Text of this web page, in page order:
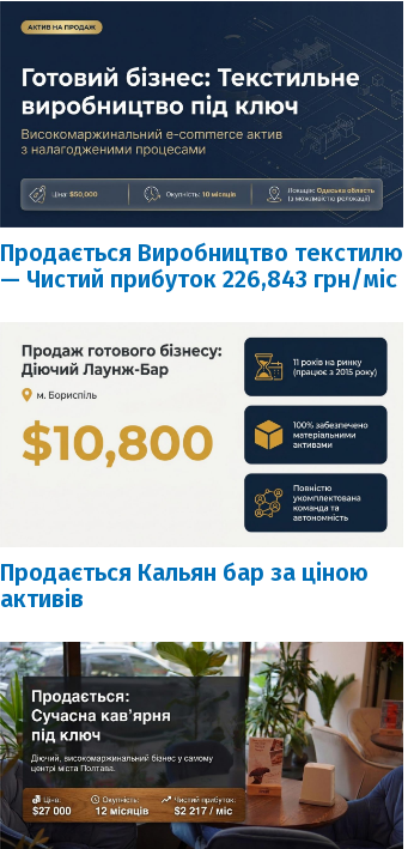
Продається Виробництво текстилю
— Чистий прибуток 226,843 грн/міс
Продається Кальян бар за ціною
активів